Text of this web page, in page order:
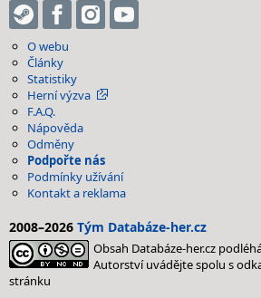
O webu
Články
Statistiky
Herní výzva
F.A.Q.
Nápověda
Odměny
Podpořte nás
Podmínky užívání
Kontakt a reklama
2008–2026 Tým Databáze-her.cz
Obsah Databáze-her.cz
Autorství uvádějte spolu s
stránku